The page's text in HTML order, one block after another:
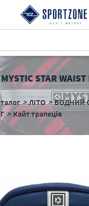
STAR WAIST
ЛІТО
ВОДНИЙ
Кайт трапеція